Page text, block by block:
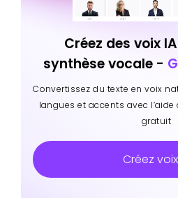
Créez des voix
synthèse vocale -
Convertissez du texte en voix
langues et accents avec
gratuit
Créez